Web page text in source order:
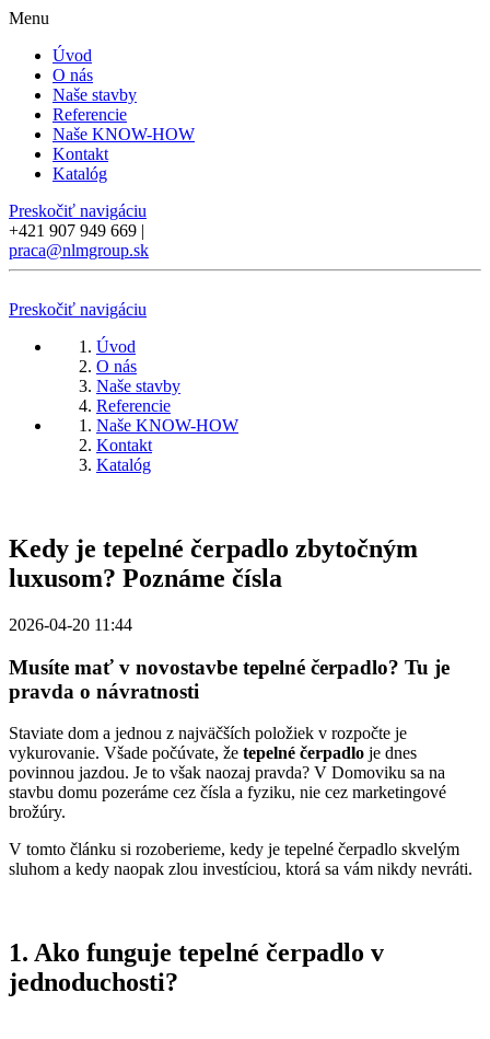
Menu
Úvod
O nás
Naše stavby
Referencie
Naše KNOW-HOW
Kontakt
Katalóg
Preskočiť navigáciu
+421 907 949 669 |
praca@nlmgroup.sk
Preskočiť navigáciu
Úvod
O nás
Naše stavby
Referencie
Naše KNOW-HOW
Kontakt
Katalóg
Kedy je tepelné čerpadlo zbytočným
luxusom? Poznáme čísla
2026-04-20 11:44
Musíte mať v novostavbe tepelné čerpadlo? Tu je
pravda o návratnosti
Staviate dom a jednou z najväčších položiek v rozpočte je
vykurovanie. Všade počúvate, že tepelné čerpadlo je dnes
povinnou jazdou. Je to však naozaj pravda? V Domoviku sa na
stavbu domu pozeráme cez čísla a fyziku, nie cez marketingové
brožúry.
V tomto článku si rozoberieme, kedy je tepelné čerpadlo skvelým
sluhom a kedy naopak zlou investíciou, ktorá sa vám nikdy nevráti.
1. Ako funguje tepelné čerpadlo v
jednoduchosti?